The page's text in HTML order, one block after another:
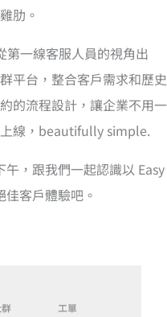
肋。
一線客服人員的視角出
平台，整合客戶需求和歷史
的流程設計，讓企業不用一
線，beautifully simple.
，跟我們一起認識以 Easy
客戶體驗吧。